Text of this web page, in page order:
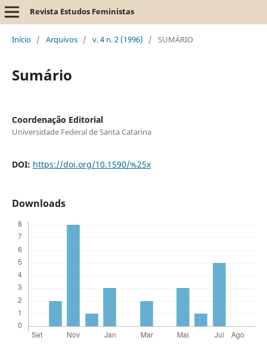
Revista Estudos Feministas
Início / Arquivos / v. 4 n. 2 (1996) / SUMÁRIO
Sumário
Coordenação Editorial
Universidade Federal de Santa Catarina
DOI: https://doi.org/10.1590/%25x
Downloads